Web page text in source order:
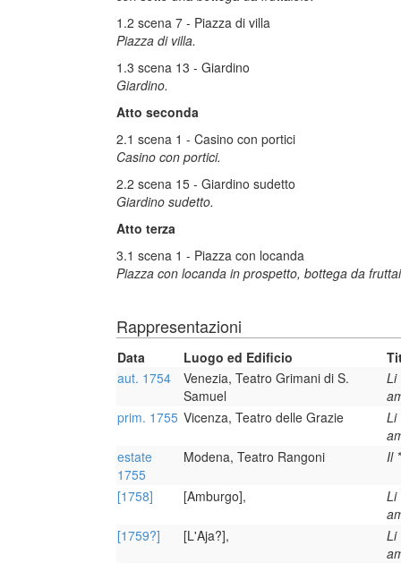
1.2 scena 7 - Piazza di villa
Piazza di villa.
1.3 scena 13 - Giardino
Giardino.
Atto seconda
2.1 scena 1 - Casino con portici
Casino con portici.
2.2 scena 15 - Giardino sudetto
Giardino sudetto.
Atto terza
3.1 scena 1 - Piazza con locanda
Piazza con locanda in prospetto, bottega da
Rappresentazioni
Data Luogo ed Edificio
aut. 1754
Venezia, Teatro Grimani di S.
Samuel
Li
prim. 1755 Vicenza, Teatro delle Grazie
Li
estate
1755
Modena, Teatro Rangoni Il
[1758] [Amburgo],
Li
[1759?]
[L'Aja?],
Li